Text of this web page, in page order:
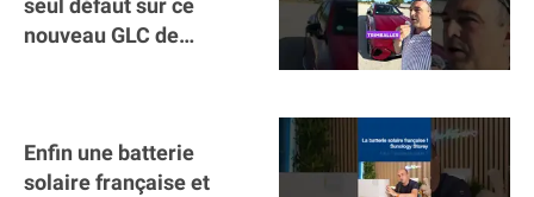
seul défaut sur ce
nouveau GLC de
Enfin une batterie
solaire française et